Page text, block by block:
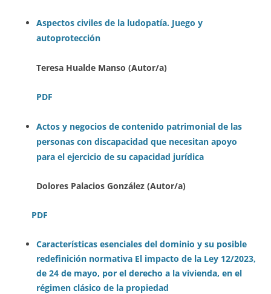
Aspectos civiles de la ludopatía. Juego y
autoprotección
Teresa Hualde Manso (Autor/a)
PDF
Actos y negocios de contenido patrimonial de las
personas con discapacidad que necesitan apoyo
para el ejercicio de su capacidad jurídica
Dolores Palacios González (Autor/a)
PDF
Características esenciales del dominio y su posible
redefinición normativa El impacto de la Ley 12/2023,
de 24 de mayo, por el derecho a la vivienda, en el
régimen clásico de la propiedad